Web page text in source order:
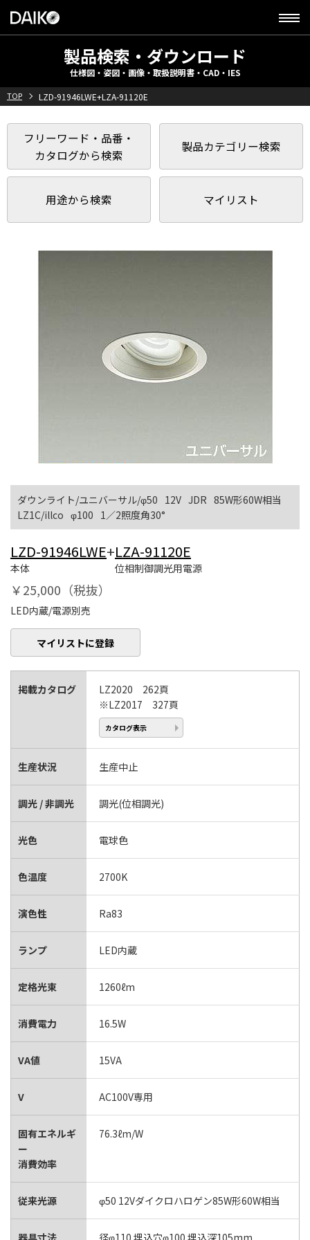
製品検索・ダウンロード
仕様図・姿図・画像・取扱説明書・CAD・IES
TOP LZD-91946LWE+LZA-91120E
フリーワード・品番・
カタログから検索
製品カテゴリー検索
用途から検索 マイリスト
ダウンライト/ユニバーサル/φ50 12V JDR 85W形60W相当
LZ1C/illco φ100 1／2照度角30°
LZD-91946LWE+
本体
LZA-91120E
位相制御調光用電源
￥25,000（税抜）
LED内蔵/電源別売
マイリストに登録
掲載カタログ
LZ2020 262頁
※LZ2017 327頁
カタログ表示
生産状況 生産中止
調光 / 非調光 調光(位相調光)
光色 電球色
色温度 2700K
演色性 Ra83
ランプ LED内蔵
定格光束 1260ℓm
消費電力 16.5W
VA値 15VA
V AC100V専用
固有エネルギ
ー
消費効率
76.3ℓm/W
従来光源 φ50 12Vダイクロハロゲン85W形60W相当